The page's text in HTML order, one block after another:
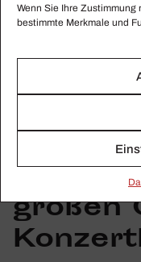
Wenn Sie Ihre
bestimmte Merkmale und
nistClaude
20.45
den
Blick
großen